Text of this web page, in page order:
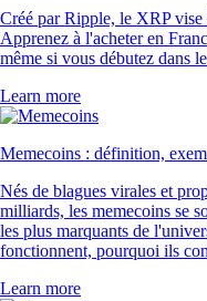
Créé par Ripple, le XRP
Apprenez à l'acheter en
même si vous débutez dans
Learn more
Memecoins : définition,
Nés de blagues virales et
milliards, les memecoins se
les plus marquants de
fonctionnent, pourquoi ils
Learn more